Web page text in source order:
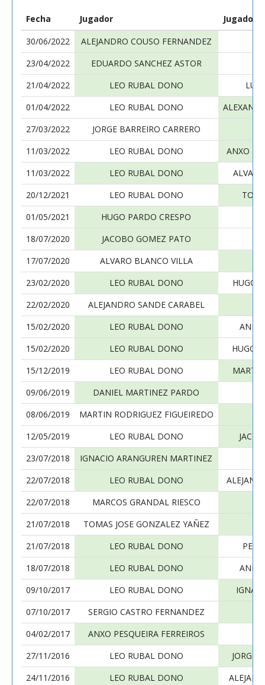
Fecha Jugador
Jugador
30/06/2022
ALEJANDRO COUSO FERNANDEZ
23/04/2022
EDUARDO SANCHEZ ASTOR
21/04/2022
LEO RUBAL DONO
01/04/2022
LEO RUBAL DONO
27/03/2022
JORGE BARREIRO CARRERO
11/03/2022
LEO RUBAL DONO
ANXO
11/03/2022
LEO RUBAL DONO
20/12/2021
LEO RUBAL DONO
01/05/2021
HUGO PARDO CRESPO
18/07/2020
JACOBO GOMEZ PATO
17/07/2020
ALVARO BLANCO VILLA
23/02/2020
LEO RUBAL DONO
HUGO
22/02/2020
ALEJANDRO SANDE CARABEL
15/02/2020
LEO RUBAL DONO
15/02/2020
LEO RUBAL DONO
HUGO
15/12/2019
LEO RUBAL DONO
09/06/2019
DANIEL MARTINEZ PARDO
08/06/2019
MARTIN RODRIGUEZ FIGUEIREDO
12/05/2019
LEO RUBAL DONO
23/07/2018
IGNACIO ARANGUREN MARTINEZ
22/07/2018
LEO RUBAL DONO
22/07/2018
MARCOS GRANDAL RIESCO
21/07/2018
TOMAS JOSE GONZALEZ YAÑEZ
21/07/2018
LEO RUBAL DONO
18/07/2018
LEO RUBAL DONO
09/10/2017
LEO RUBAL DONO
07/10/2017
SERGIO CASTRO FERNANDEZ
04/02/2017
ANXO PESQUEIRA FERREIROS
27/11/2016
LEO RUBAL DONO
JORGE
24/11/2016
LEO RUBAL DONO